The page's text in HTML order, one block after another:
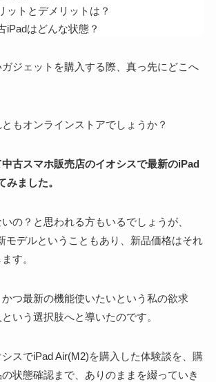
ットとデメリットは？
iPadはどんな状態？
ジェットを購入する際、真っ先にどこへ
もオンラインストアでしょうか？
古スマホ販売店のイオシスで最新のiPad
ました。
の？と思われる方もいるでしょうが、
モデルということもあり、新品価格はそれ
す。
つ最新の機能使いたいという私の欲求
いう選択肢へと導いたのです。
スでiPad Air(M2)を購入した体験談を、購
状態確認まで、ありのままを綴っていき